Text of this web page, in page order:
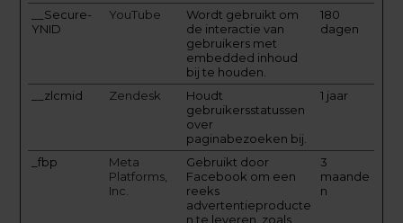
__Secure-
YNID
YouTube
Wordt gebruikt om
de interactie van
gebruikers met
embedded inhoud
bij te houden.
180
dagen
__zlcmid Zendesk
Houdt
gebruikersstatussen
over
paginabezoeken bij.
1 jaar
_fbp
Meta
Platforms,
Inc.
Gebruikt door
Facebook om een
reeks
advertentieproducte
n te leveren, zoals
3
maande
n